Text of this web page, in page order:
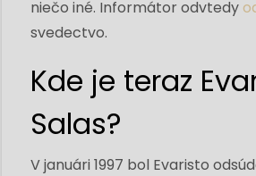
niečo iné. Informátor odvtedy
svedectvo.
Kde je teraz
Salas?
V januári 1997 bol Evaristo